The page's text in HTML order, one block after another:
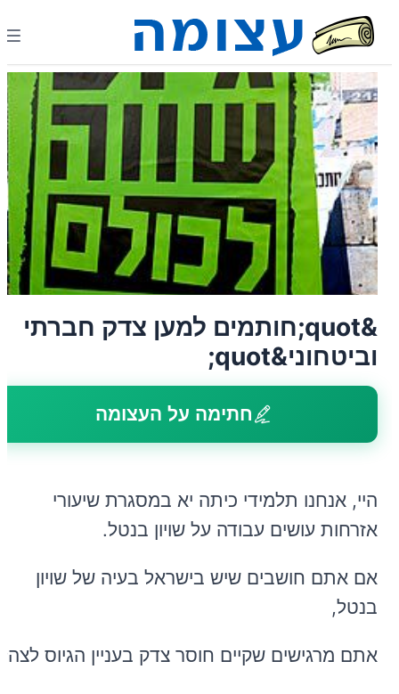
&quot;חותמים למען צדק חברתי
וביטחוני&quot;
חתימה על העצומה
היי, אנחנו תלמידי כיתה יא במסגרת שיעורי
אזרחות עושים עבודה על שויון בנטל.
אם אתם חושבים שיש בישראל בעיה של שויון
בנטל,
אתם מרגישים שקיים חוסר צדק בעניין הגיוס